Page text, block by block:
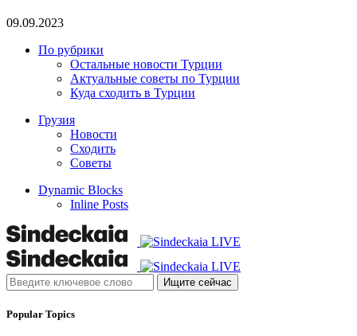
09.09.2023
По рубрики
Остальные новости Турции
Актуальные советы по Турции
Куда сходить в Турции
Грузия
Новости
Сходить
Советы
Dynamic Blocks
Inline Posts
Ищите сейчас
Popular Topics